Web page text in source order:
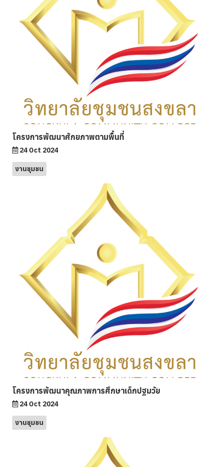
โครงการพัฒนาศักยภาพตามพื้นที่
24 Oct 2024
งานชุมชน
โครงการพัฒนาคุณภาพการศึกษาเด็กปฐมวัย
24 Oct 2024
งานชุมชน